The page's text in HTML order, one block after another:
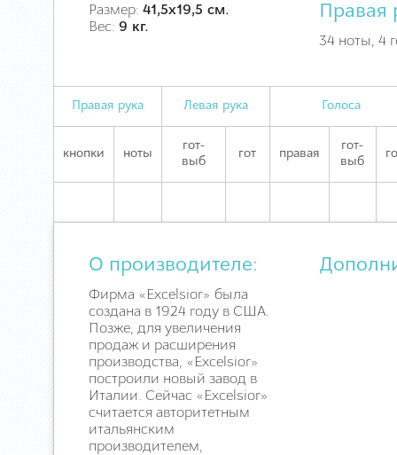
Размер: 41,5х19,5 см.
Вес: 9 кг.
Правая
34 ноты, 4
Правая рука Левая рука Голоса
кнопки ноты
гот-
выб
гот правая
гот-
выб
О производителе:
Фирма «Excelsior» была
создана в 1924 году в США.
Позже, для увеличения
продаж и расширения
производства, «Excelsior»
построили новый завод в
Италии. Сейчас «Excelsior»
считается авторитетным
итальянским
производителем,